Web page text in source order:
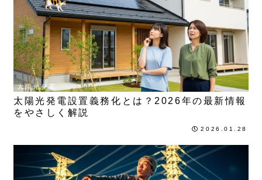
太陽光発電
太陽光発電設置義務化とは？2026年の最新情報
をやさしく解説
2026.01.28